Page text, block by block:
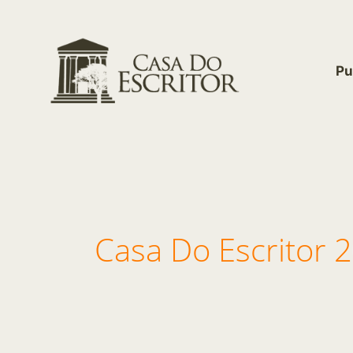
Casa Do Escritor